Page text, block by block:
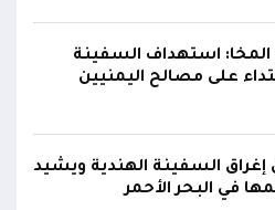
يوقع برنامجاً لإعادة تأهيل
منشأة صحية في لحج والضالع
أكثر من 112 ألف شخص
المخا: استهداف السفينة
على مصالح اليمنيين
إغراق السفينة الهندية ويشيد
في البحر الأحمر